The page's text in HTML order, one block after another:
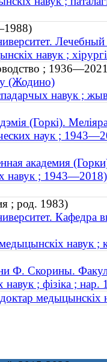
Лечебный
навук ;
;
(Жодино)
навук ;
(Горкі).
наук ;
академия
навук ; 1943—2018)
; род. 1983)
Кафедра
навук ;
Ф. Скорины.
навук ; фізіка ; нар.